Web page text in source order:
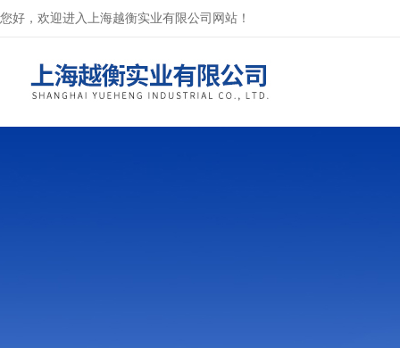
您好，欢迎进入上海越衡实业有限公司网站！